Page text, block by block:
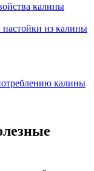
калины
из калины
калины